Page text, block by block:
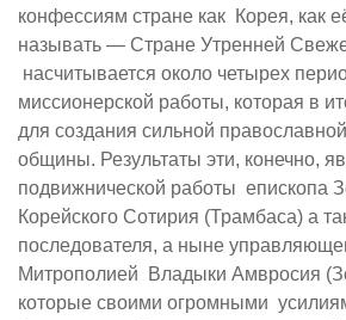
конфессиям стране как Корея, как
называть — Стране Утренней
насчитывается около четырех
миссионерской работы, которая в
для создания сильной
общины. Результаты эти, конечно,
подвижнической работы епископа
Корейского Сотирия (Трамбаса) а
последователя, а ныне
Митрополией Владыки Амвросия
которые своими огромными